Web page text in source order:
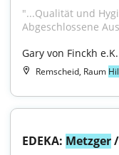
"...Qualität und
Abgeschlossene
Gary von Finckh e.K.
Remscheid, Raum
EDEKA: Metzger